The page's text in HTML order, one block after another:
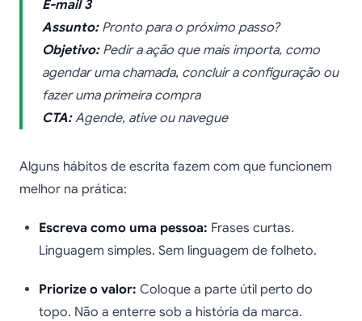
E-mail 3
Assunto:Pronto para o próximo passo?
Objetivo:Pedir a ação que mais importa, como
agendar uma chamada, concluir a configuração ou
fazer uma primeira compra
CTA:Agende, ative ou navegue
Alguns hábitos de escrita fazem com que funcionem
melhor na prática:
Escreva como uma pessoa: Frases curtas.
Linguagem simples. Sem linguagem de folheto.
Priorize o valor: Coloque a parte útil perto do
topo. Não a enterre sob a história da marca.